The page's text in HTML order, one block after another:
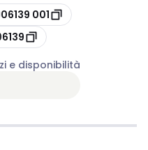
001
e disponibilità